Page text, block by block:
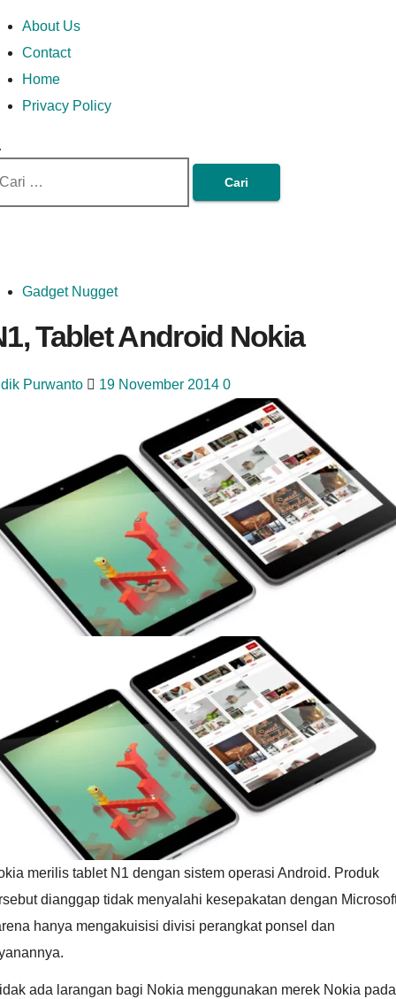
Money In Every
Way
In Every Way
About Us
Contact
Home
Privacy Policy
Gadget Nugget
Tablet Android Nokia
Purwanto 19 November 2014 0
merilis tablet N1 dengan sistem operasi Android. Produk
dianggap tidak menyalahi kesepakatan dengan
hanya mengakuisisi divisi perangkat ponsel dan
ada larangan bagi Nokia menggunakan merek Nokia pada